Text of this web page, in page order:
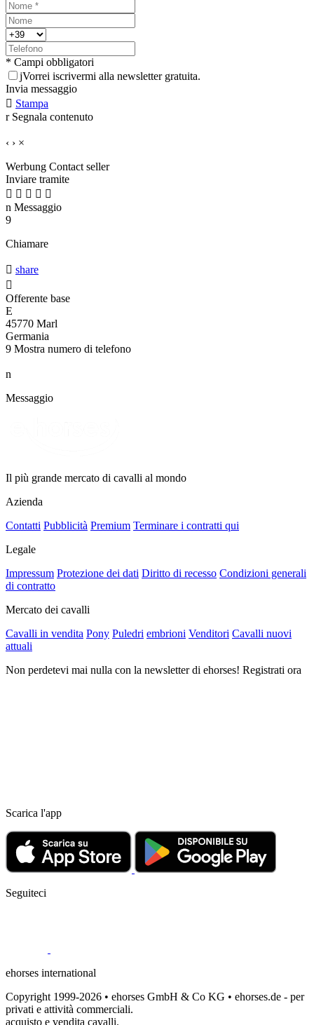
* Campi obbligatori
jVorrei iscrivermi alla newsletter gratuita.
Invia messaggio
 Stampa
r Segnala contenuto
‹ › ×
Werbung Contact seller
Inviare tramite
    
n Messaggio
9
Chiamare
 share

Offerente base
E
45770 Marl
Germania
9 Mostra numero di telefono
n
Messaggio
Il più grande mercato di cavalli al mondo
Azienda
Contatti Pubblicità Premium Terminare i contratti qui
Legale
Impressum Protezione dei dati Diritto di recesso Condizioni generali
di contratto
Mercato dei cavalli
Cavalli in vendita Pony Puledri embrioni Venditori Cavalli nuovi
attuali
Non perdetevi mai nulla con la newsletter di ehorses! Registrati ora
Scarica l'app
Seguiteci
ehorses international
Copyright 1999-2026 • ehorses GmbH & Co KG • ehorses.de - per
privati e attività commerciali.
acquisto e vendita cavalli.